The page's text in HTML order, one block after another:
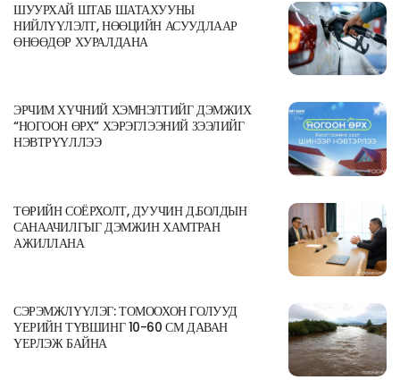
ШУУРХАЙ ШТАБ ШАТАХУУНЫ
НИЙЛҮҮЛЭЛТ, НӨӨЦИЙН АСУУДЛААР
ӨНӨӨДӨР ХУРАЛДАНА
ЭРЧИМ ХҮЧНИЙ ХЭМНЭЛТИЙГ ДЭМЖИХ
“НОГООН ӨРХ” ХЭРЭГЛЭЭНИЙ ЗЭЭЛИЙГ
НЭВТРҮҮЛЛЭЭ
ТӨРИЙН СОЁРХОЛТ, ДУУЧИН Д.БОЛДЫН
САНААЧИЛГЫГ ДЭМЖИН ХАМТРАН
АЖИЛЛАНА
СЭРЭМЖЛҮҮЛЭГ: ТОМООХОН ГОЛУУД
ҮЕРИЙН ТҮВШИНГ 10-60 СМ ДАВАН
ҮЕРЛЭЖ БАЙНА